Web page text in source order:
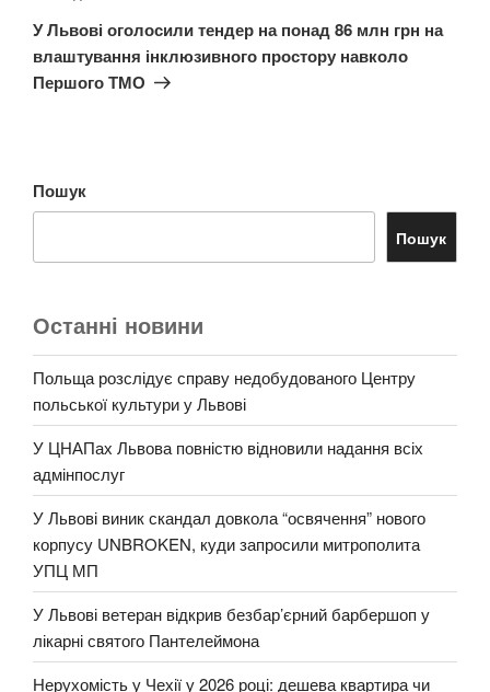
запис
У Львові оголосили тендер на понад 86 млн грн на
влаштування інклюзивного простору навколо
Першого ТМО
Пошук
Пошук
Останні новини
Польща розслідує справу недобудованого Центру
польської культури у Львові
У ЦНАПах Львова повністю відновили надання всіх
адмінпослуг
У Львові виник скандал довкола “освячення” нового
корпусу UNBROKEN, куди запросили митрополита
УПЦ МП
У Львові ветеран відкрив безбар’єрний барбершоп у
лікарні святого Пантелеймона
Нерухомість у Чехії у 2026 році: дешева квартира чи